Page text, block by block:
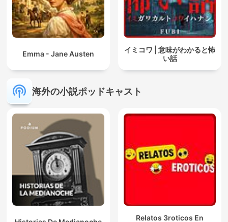
Emma - Jane Austen
イミコワ | 意味がわかると怖
い話
海外の小説ポッドキャスト
Relatos 3roticos En